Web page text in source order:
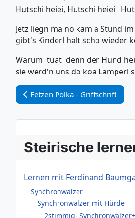
Hutschi heiei, Hutschi heiei,
Jetz liegn ma no kam a Stund
gibt's Kinderl halt scho wieder
Warum tuat denn der Hund
sie werd'n uns do koa Lamperl
Vorheriger Beitrag: Fetzen Polka
Fetzen Polka - Griffschrift
Steirische
Lernen mit Ferdinand
Synchronwalzer
Synchronwalzer mit Hürde
2stimmig-